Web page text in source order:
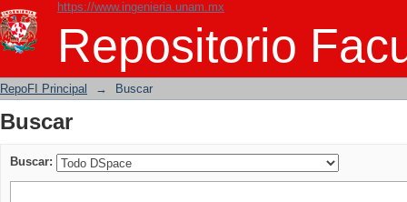
https://www.ingenieria.unam.mx
Repositorio
Buscar
RepoFI Principal → Buscar
Buscar
Buscar: